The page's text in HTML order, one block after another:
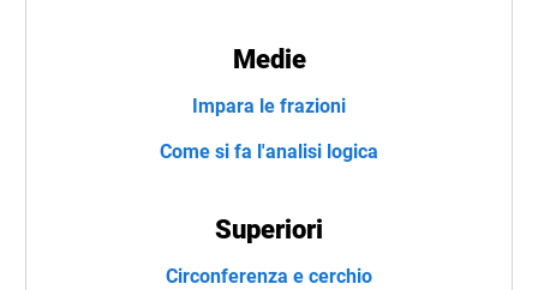
Medie
Impara le frazioni
Come si fa l'analisi logica
Superiori
Circonferenza e cerchio